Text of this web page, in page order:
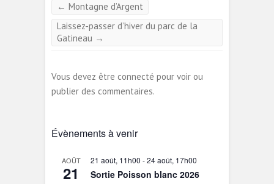
← Montagne d’Argent
Laissez-passer d’hiver du parc de la
Gatineau →
Vous devez être connecté pour voir ou
publier des commentaires.
Évènements à venir
AOÛT
21
21 août, 11h00 -24 août, 17h00
Sortie Poisson blanc 2026